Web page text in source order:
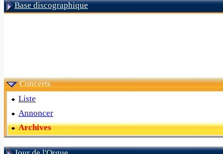
Base discographique
Concerts
Liste
Annoncer
Archives